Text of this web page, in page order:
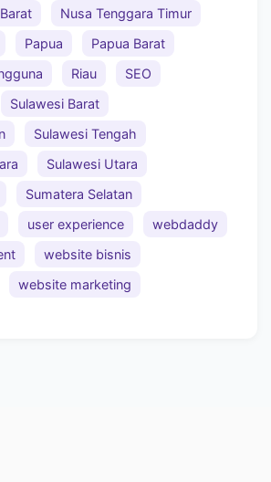
Nusa Tenggara Timur
Papua
Papua Barat
Riau
SEO
Sulawesi Barat
Sulawesi Tengah
Sulawesi Utara
Sumatera Selatan
user experience
webdaddy
website bisnis
website marketing